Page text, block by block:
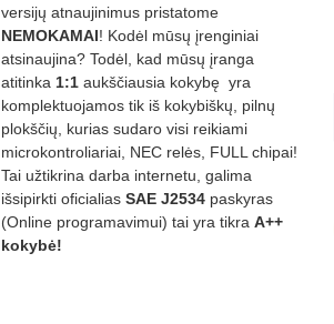
versijų atnaujinimus pristatome
NEMOKAMAI! Kodėl mūsų įrenginiai
atsinaujina? Todėl, kad mūsų įranga
atitinka 1:1 aukščiausia kokybę yra
komplektuojamos tik iš kokybiškų, pilnų
plokščių, kurias sudaro visi reikiami
microkontroliariai, NEC relės, FULL chipai!
Tai užtikrina darba internetu, galima
išsipirkti oficialias SAE J2534 paskyras
(Online programavimui) tai yra tikra A++
kokybė!